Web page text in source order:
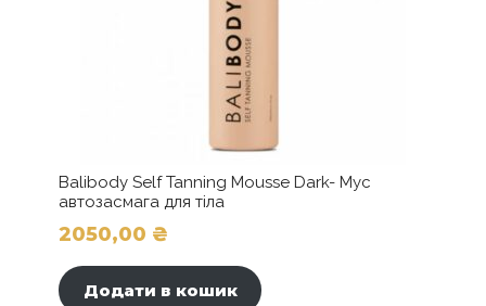
Balibody Self Tanning Mousse Dark- Мус
автозасмага для тіла
2050,00 ₴
Додати в кошик